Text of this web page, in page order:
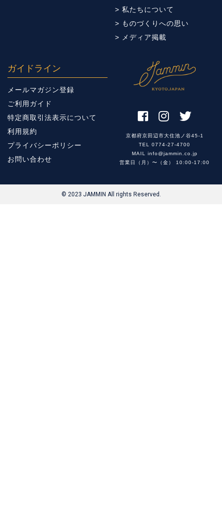
> 私たちについて
> ものづくりへの思い
> メディア掲載
ガイドライン
メールマガジン登録
ご利用ガイド
特定商取引法表示について
利用規約
プライバシーポリシー
お問い合わせ
京都府京田辺市大住池ノ谷45-1
TEL 0774-27-4700
MAIL info@jammin.co.jp
営業日（月）〜（金） 10:00-17:00
© 2023 JAMMIN All rights Reserved.